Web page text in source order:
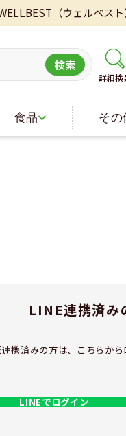
（ウェルベスト）
詳細検
検索
食品 その
LINE連携済み
携済みの方は、こちらから
LINEでログイン